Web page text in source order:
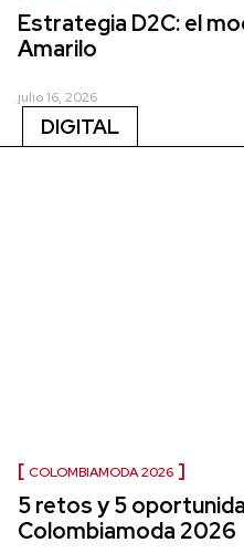
Estrategia D2C: el
Amarilo
julio 16, 2026
DIGITAL
COLOMBIAMODA 2026
5 retos y 5
Colombiamoda 2026